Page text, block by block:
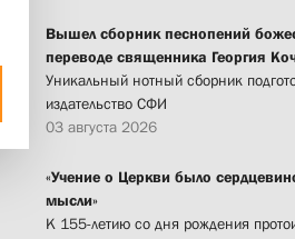
Вышел сборник песнопений
переводе священника Георгия
Уникальный нотный сборник
издательство СФИ
03 августа 2026
«Учение о Церкви было
мысли»
К 155-летию со дня рождения